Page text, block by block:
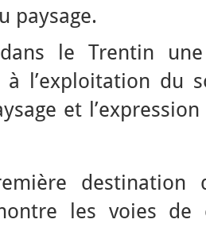
paysage.
le Trentin
l’exploitation du
et
destination
les voies de